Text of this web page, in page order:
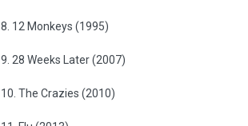
8. 12 Monkeys (1995)
9. 28 Weeks Later (2007)
10. The Crazies (2010)